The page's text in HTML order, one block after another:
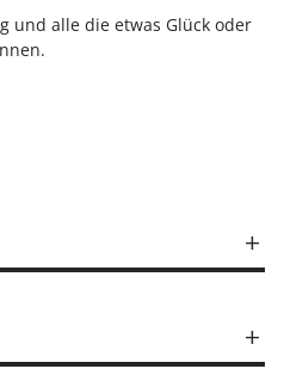
und alle die etwas Glück oder
und eine von Hand